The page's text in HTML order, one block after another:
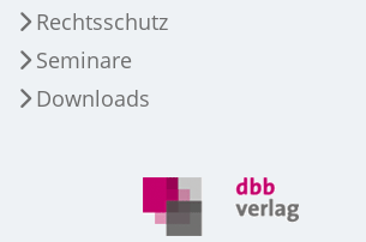
Rechtsschutz
Seminare
Downloads